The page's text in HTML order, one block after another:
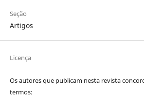
Seção
Artigos
Licença
Os autores que publicam nesta revista
termos: